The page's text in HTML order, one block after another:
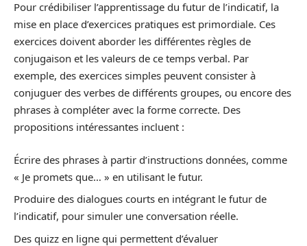
Pour crédibiliser l’apprentissage du futur de l’indicatif, la
mise en place d’exercices pratiques est primordiale. Ces
exercices doivent aborder les différentes règles de
conjugaison et les valeurs de ce temps verbal. Par
exemple, des exercices simples peuvent consister à
conjuguer des verbes de différents groupes, ou encore des
phrases à compléter avec la forme correcte. Des
propositions intéressantes incluent :
Écrire des phrases à partir d’instructions données, comme
« Je promets que… » en utilisant le futur.
Produire des dialogues courts en intégrant le futur de
l’indicatif, pour simuler une conversation réelle.
Des quizz en ligne qui permettent d’évaluer